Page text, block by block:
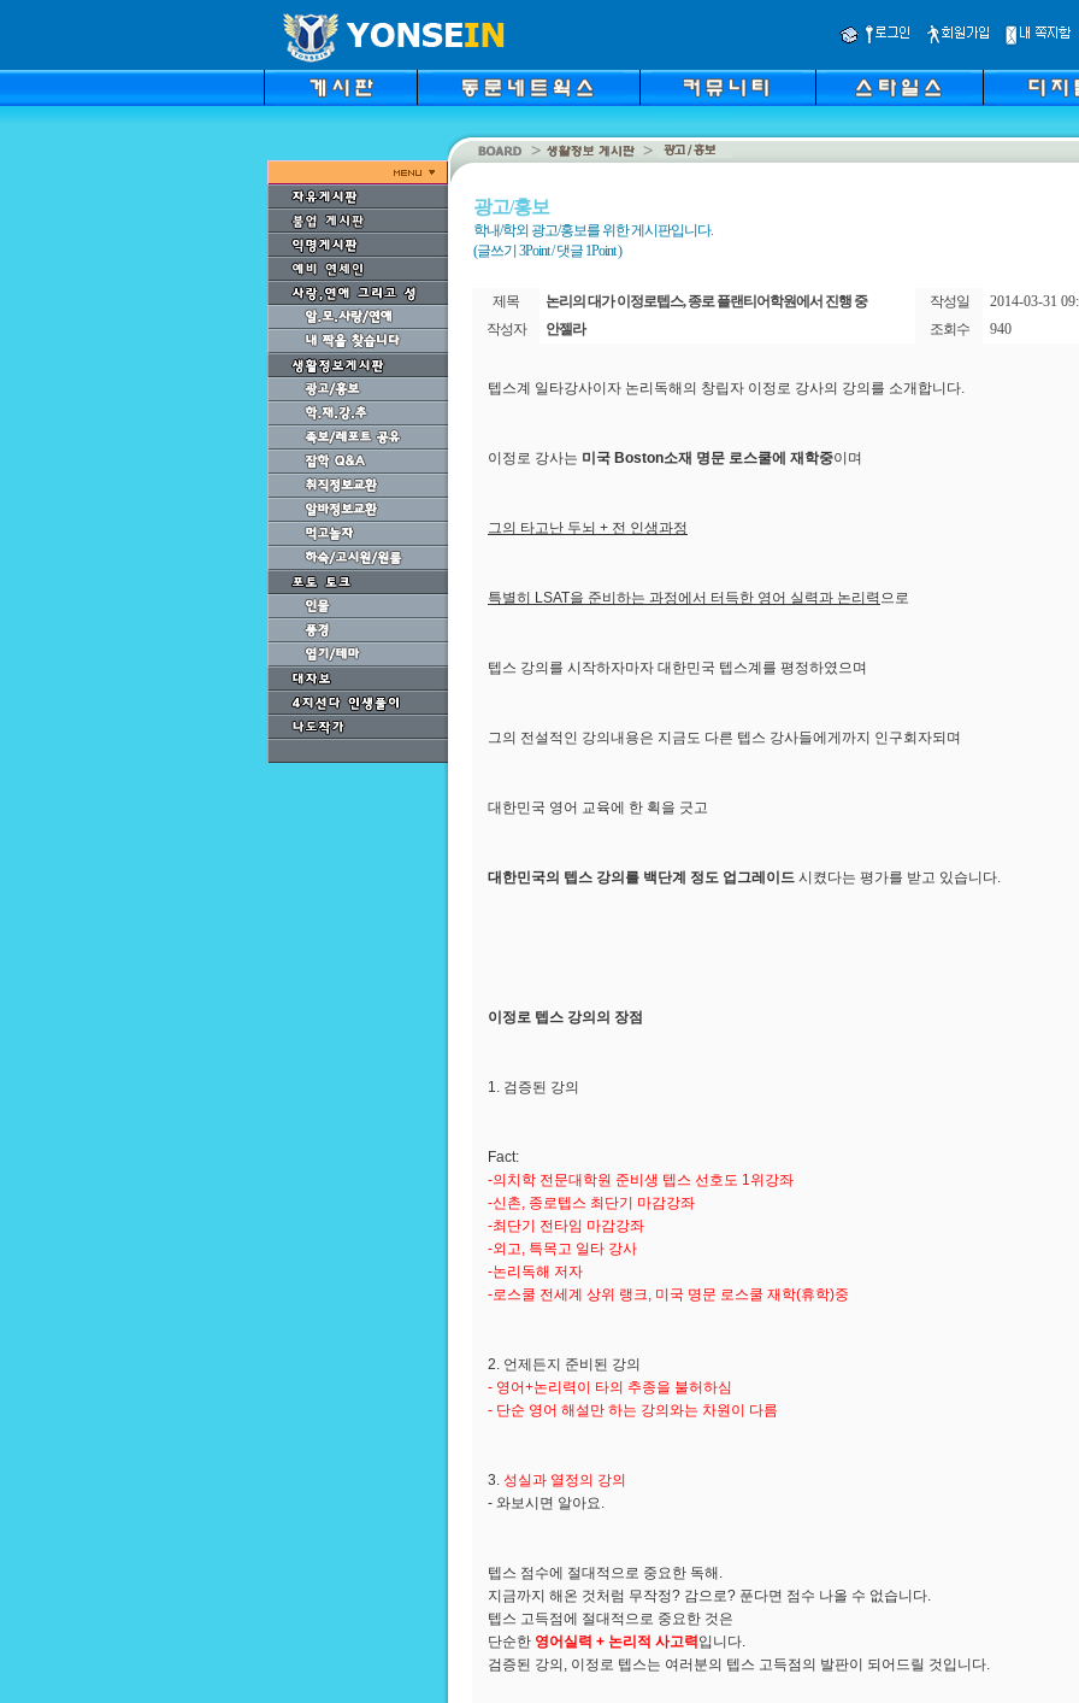
광고/홍보
학내/학외 광고/홍보를 위한 게시판입니다.
(글쓰기 3Point / 댓글 1Point )
제목 논리의 대가 이정로텝스, 종로 플랜티어학원에서 진행 중 작성일
2014-03-31
작성자
안젤라 조회수 940
텝스계 일타강사이자 논리독해의 창립자 이정로 강사의 강의를 소개합니다.
이정로 강사는 미국 Boston소재 명문 로스쿨에 재학중이며
그의 타고난 두뇌 + 전 인생과정
특별히 LSAT을 준비하는 과정에서 터득한 영어 실력과 논리력 으로
텝스 강의를 시작하자마자 대한민국 텝스계를 평정하였으며
그의 전설적인 강의내용은 지금도 다른 텝스 강사들에게까지 인구회자되며
대한민국 영어 교육에 한 획을 긋고
대한민국의 텝스 강의를 백단계 정도 업그레이드 시켰다는 평가를 받고 있습니다.
이정로 텝스 강의의 장점
1. 검증된 강의
Fact:
-의치학 전문대학원 준비생 텝스 선호도 1위강좌
-신촌, 종로텝스 최단기 마감강좌
-최단기 전타임 마감강좌
-외고, 특목고 일타 강사
-논리독해 저자
-로스쿨 전세계 상위 랭크, 미국 명문 로스쿨 재학(휴학)중
2. 언제든지 준비된 강의
- 영어+논리력이 타의 추종을 불허하심
- 단순 영어 해설만 하는 강의와는 차원이 다름
3. 성실과 열정의 강의
- 와보시면 알아요.
텝스 점수에 절대적으로 중요한 독해.
지금까지 해온 것처럼 무작정? 감으로? 푼다면 점수 나올 수 없습니다.
텝스 고득점에 절대적으로 중요한 것은
단순한 영어실력 + 논리적 사고력 입니다.
검증된 강의, 이정로 텝스는 여러분의 텝스 고득점의 발판이 되어드릴 것입니다.